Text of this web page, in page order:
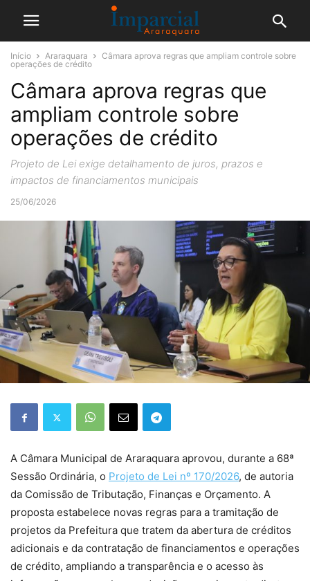
Início Araraquara
Câmara aprova regras que ampliam controle sobre
operações de crédito
Câmara aprova regras que
ampliam controle sobre
operações de crédito
Projeto de Lei exige detalhamento de juros, prazos e
impactos de financiamentos municipais
25/06/2026
A Câmara Municipal de Araraquara aprovou, durante a 68ª
Sessão Ordinária, o Projeto de Lei nº 170/2026, de autoria
da Comissão de Tributação, Finanças e Orçamento. A
proposta estabelece novas regras para a tramitação de
projetos da Prefeitura que tratem da abertura de créditos
adicionais e da contratação de financiamentos e operações
de crédito, ampliando a transparência e o acesso às